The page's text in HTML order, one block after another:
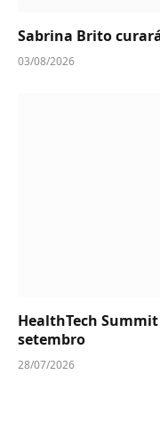
Sabrina Brito
03/08/2026
HealthTech Summit
setembro
28/07/2026